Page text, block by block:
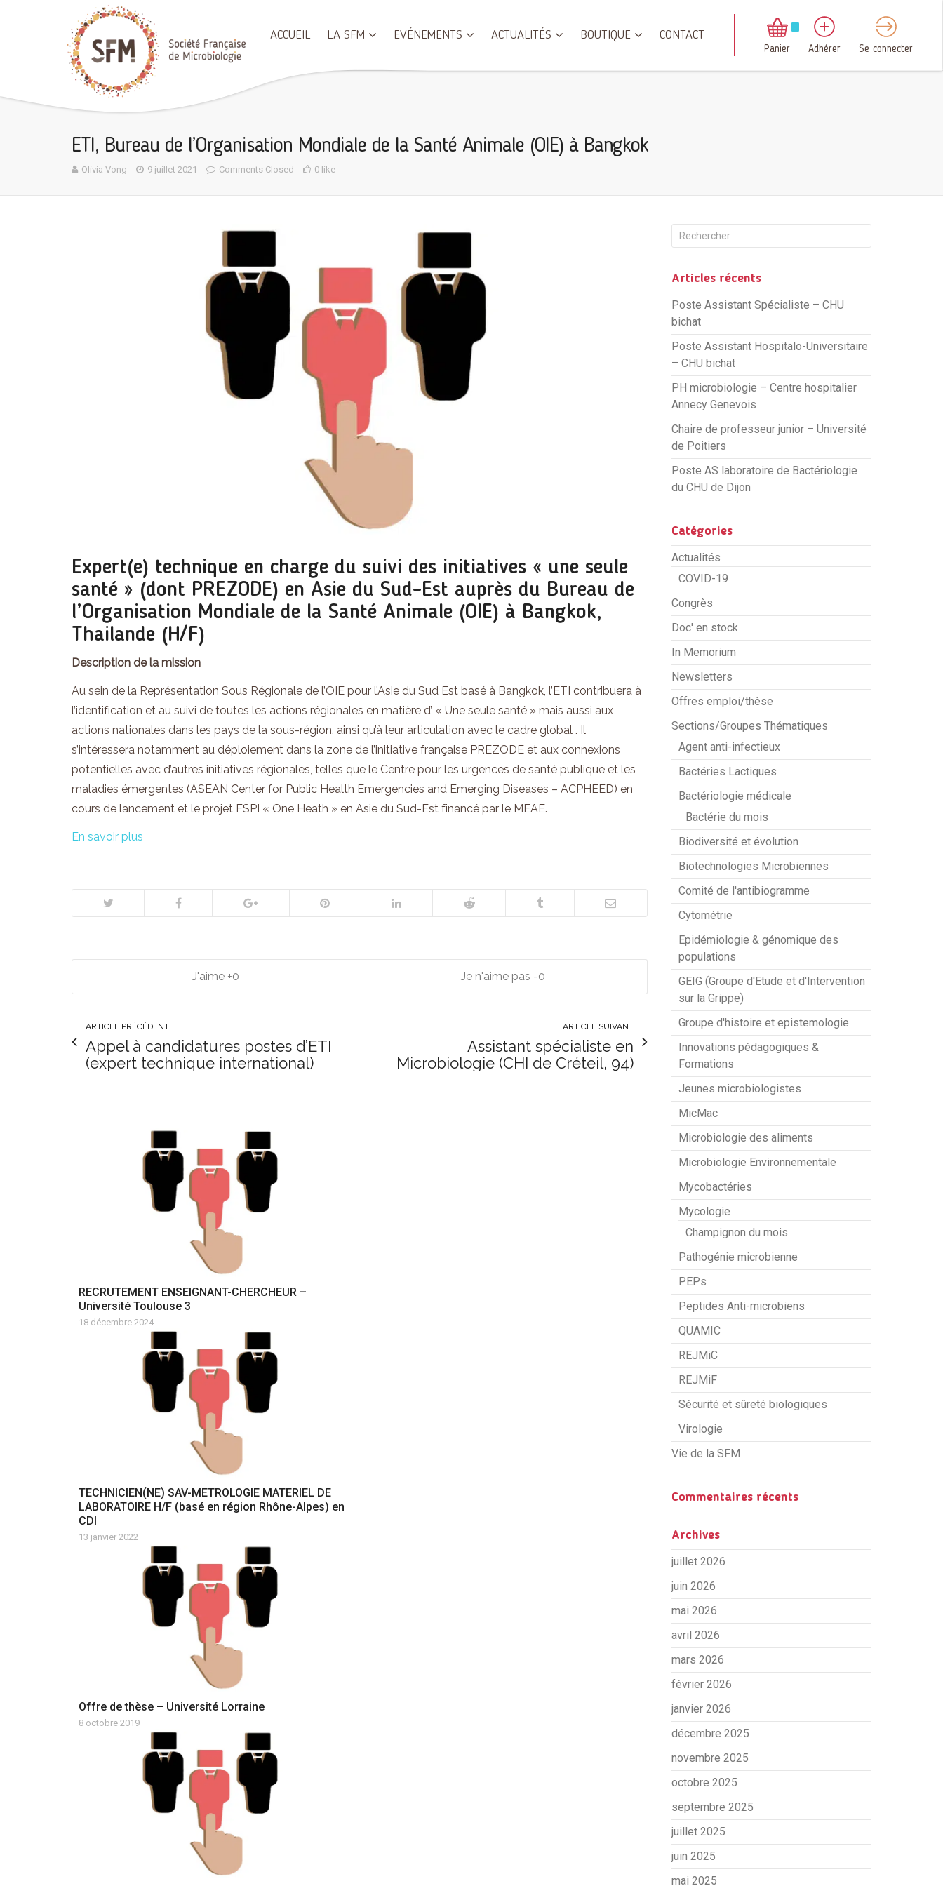
ACCUEIL LA SFM EVÉNEMENTS ACTUALITÉS BOUTIQUE CONTACT
0
Panier Adhérer Se connecter
ETI, Bureau de l’Organisation Mondiale de la Santé Animale (OIE) à Bangkok
Olivia Vong 9 juillet 2021 Comments Closed 0 like
Expert(e) technique en charge du suivi des initiatives « une seule
santé » (dont PREZODE) en Asie du Sud-Est auprès du Bureau de
l’Organisation Mondiale de la Santé Animale (OIE) à Bangkok,
Thailande (H/F)
Description de la mission
Au sein de la Représentation Sous Régionale de l’OIE pour l’Asie du Sud Est basé à Bangkok, l’ETI contribuera à
l’identification et au suivi de toutes les actions régionales en matière d’ « Une seule santé » mais aussi aux
actions nationales dans les pays de la sous-région, ainsi qu’à leur articulation avec le cadre global . Il
s’intéressera notamment au déploiement dans la zone de l’initiative française PREZODE et aux connexions
potentielles avec d’autres initiatives régionales, telles que le Centre pour les urgences de santé publique et les
maladies émergentes (ASEAN Center for Public Health Emergencies and Emerging Diseases – ACPHEED) en
cours de lancement et le projet FSPI « One Heath » en Asie du Sud-Est financé par le MEAE.
En savoir plus
0 0
ARTICLE PRÉCÉDENT
Appel à candidatures postes d’ETI
(expert technique international)
ARTICLE SUIVANT
Assistant spécialiste en
Microbiologie (CHI de Créteil, 94)
RECRUTEMENT ENSEIGNANT-CHERCHEUR –
Université Toulouse 3
18 décembre 2024
TECHNICIEN(NE) SAV-METROLOGIE MATERIEL DE
LABORATOIRE H/F (basé en région Rhône-Alpes) en
CDI
13 janvier 2022
Offre de thèse – Université Lorraine
8 octobre 2019
Articles récents
Poste Assistant Spécialiste – CHU
bichat
Poste Assistant Hospitalo-Universitaire
– CHU bichat
PH microbiologie – Centre hospitalier
Annecy Genevois
Chaire de professeur junior – Université
de Poitiers
Poste AS laboratoire de Bactériologie
du CHU de Dijon
Catégories
Actualités
COVID-19
Congrès
Doc' en stock
In Memorium
Newsletters
Offres emploi/thèse
Sections/Groupes Thématiques
Agent anti-infectieux
Bactéries Lactiques
Bactériologie médicale
Bactérie du mois
Biodiversité et évolution
Biotechnologies Microbiennes
Comité de l'antibiogramme
Cytométrie
Epidémiologie & génomique des
populations
GEIG (Groupe d'Etude et d'Intervention
sur la Grippe)
Groupe d'histoire et epistemologie
Innovations pédagogiques &
Formations
Jeunes microbiologistes
MicMac
Microbiologie des aliments
Microbiologie Environnementale
Mycobactéries
Mycologie
Champignon du mois
Pathogénie microbienne
PEPs
Peptides Anti-microbiens
QUAMIC
REJMiC
REJMiF
Sécurité et sûreté biologiques
Virologie
Vie de la SFM
Commentaires récents
Archives
juillet 2026
juin 2026
mai 2026
avril 2026
mars 2026
février 2026
janvier 2026
décembre 2025
novembre 2025
octobre 2025
septembre 2025
juillet 2025
juin 2025
mai 2025